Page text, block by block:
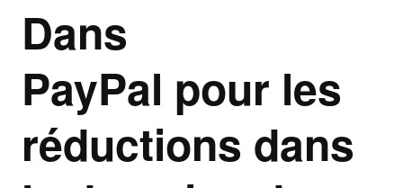
Dans
PayPal pour les
réductions dans